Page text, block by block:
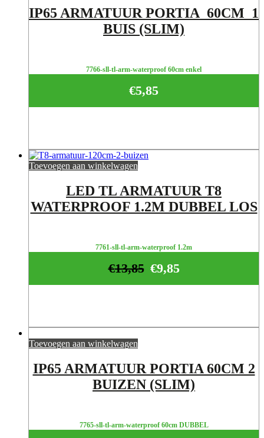
IP65 ARMATUUR PORTIA 60CM 1
BUIS (SLIM)
7766-sll-tl-arm-waterproof 60cm enkel
€5,85
Toevoegen aan winkelwagen
LED TL ARMATUUR T8
WATERPROOF 1.2M DUBBEL LOS
7761-sll-tl-arm-waterproof 1.2m
€9,85
€13,85
Toevoegen aan winkelwagen
IP65 ARMATUUR PORTIA 60CM 2
BUIZEN (SLIM)
7765-sll-tl-arm-waterproof 60cm DUBBEL